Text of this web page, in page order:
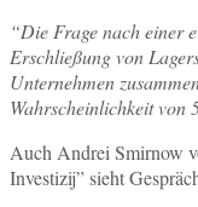
“Die Frage nach einer
Erschließung von
Unternehmen
Wahrscheinlichkeit von
Auch Andrei Smirnow
Investizij” sieht